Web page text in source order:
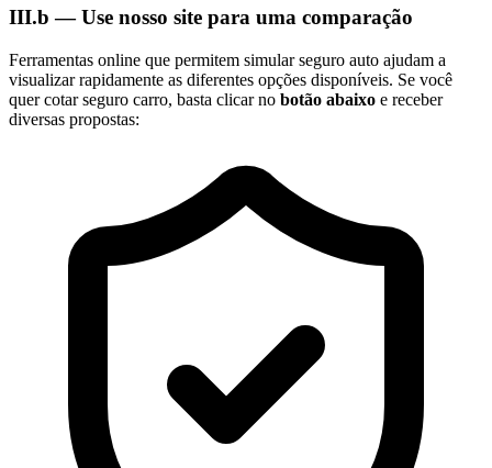
III.b — Use nosso site para uma comparação
Ferramentas online que permitem simular seguro auto ajudam a
visualizar rapidamente as diferentes opções disponíveis. Se você
quer cotar seguro carro, basta clicar no botão abaixo e receber
diversas propostas: